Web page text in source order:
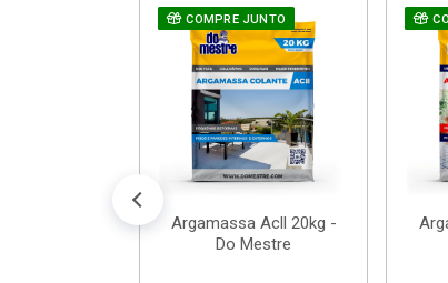
COMPRE JUNTO
Argamassa Acll 20kg -
Do Mestre